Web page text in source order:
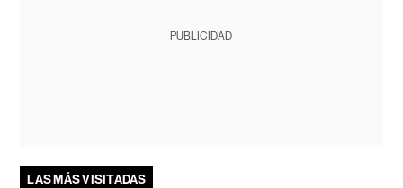
PUBLICIDAD
LAS MÁS VISITADAS